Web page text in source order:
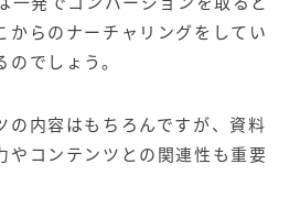
からのナーチャリングをしてい
でしょう。
の内容はもちろんですが、資料
やコンテンツとの関連性も重要